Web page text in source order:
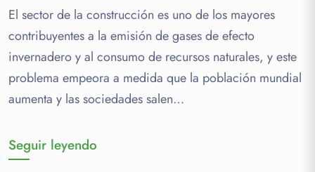
El sector de la construcción es uno de los mayores
contribuyentes a la emisión de gases de efecto
invernadero y al consumo de recursos naturales, y este
problema empeora a medida que la población mundial
aumenta y las sociedades salen…
Seguir leyendo